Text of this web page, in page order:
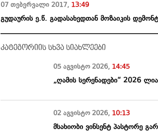
07 თებერვალი 2017, 13:49
გუდაურის ე.წ. გადასახედთან მოზაიკის
კატეგორიის სხვა სიახლეები
05 აგვისტო 2026, 14:45
„ღამის სერენადები“ 2026
02 აგვისტო 2026, 10:13
მსახიობი ვინსენტ პასტორე